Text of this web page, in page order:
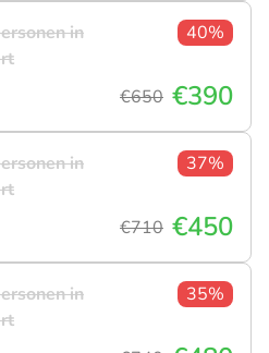
in
40%
€650 €390
in
37%
€710 €450
in
35%